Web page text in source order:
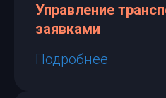
Управление
заявками
Подробнее